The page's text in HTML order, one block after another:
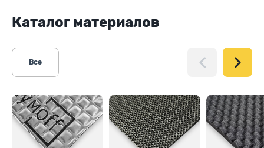
Каталог материалов
Все